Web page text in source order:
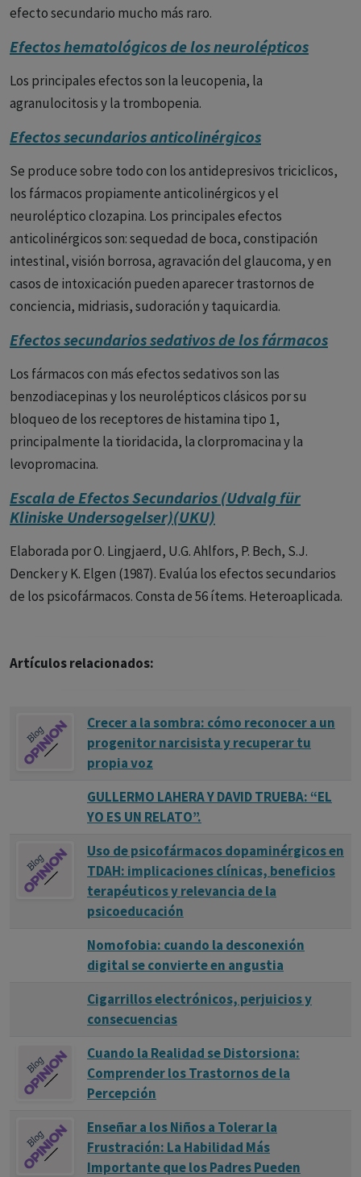
efecto secundario mucho más raro.
Efectos hematológicos de los neurolépticos
Los principales efectos son la leucopenia, la
agranulocitosis y la trombopenia.
Efectos secundarios anticolinérgicos
Se produce sobre todo con los antidepresivos triciclicos,
los fármacos propiamente anticolinérgicos y el
neuroléptico clozapina. Los principales efectos
anticolinérgicos son: sequedad de boca, constipación
intestinal, visión borrosa, agravación del glaucoma, y en
casos de intoxicación pueden aparecer trastornos de
conciencia, midriasis, sudoración y taquicardia.
Efectos secundarios sedativos de los fármacos
Los fármacos con más efectos sedativos son las
benzodiacepinas y los neurolépticos clásicos por su
bloqueo de los receptores de histamina tipo 1,
principalmente la tioridacida, la clorpromacina y la
levopromacina.
Escala de Efectos Secundarios (Udvalg für
Kliniske Undersogelser)(UKU)
Elaborada por O. Lingjaerd, U.G. Ahlfors, P. Bech, S.J.
Dencker y K. Elgen (1987). Evalúa los efectos secundarios
de los psicofármacos. Consta de 56 ítems. Heteroaplicada.
Artículos relacionados:
Crecer a la sombra: cómo reconocer a un
progenitor narcisista y recuperar tu
propia voz
GULLERMO LAHERA Y DAVID TRUEBA: “EL
YO ES UN RELATO”.
Uso de psicofármacos dopaminérgicos en
TDAH: implicaciones clínicas, beneficios
terapéuticos y relevancia de la
psicoeducación
Nomofobia: cuando la desconexión
digital se convierte en angustia
Cigarrillos electrónicos, perjuicios y
consecuencias
Cuando la Realidad se Distorsiona:
Comprender los Trastornos de la
Percepción
Enseñar a los Niños a Tolerar la
Frustración: La Habilidad Más
Importante que los Padres Pueden